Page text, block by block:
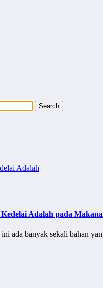
Adalah pada
ada banyak sekali bahan